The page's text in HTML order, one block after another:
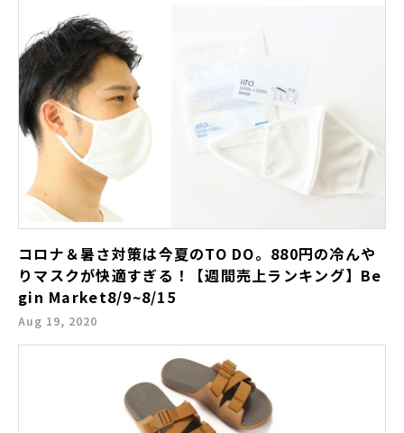
コロナ＆暑さ対策は今夏のTO DO。880円の冷んや
りマスクが快適すぎる！【週間売上ランキング】Be
gin Market8/9~8/15
Aug 19, 2020